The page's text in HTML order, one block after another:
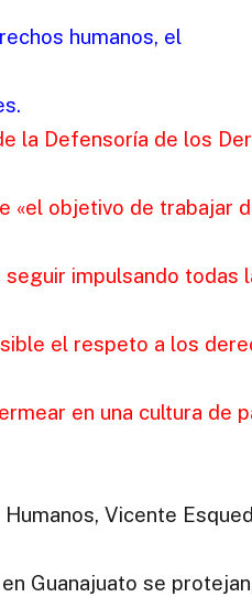
humanos, el
la Defensoría de los
«el objetivo de trabajar
seguir impulsando todas
el respeto a los
en una cultura de
Vicente
Guanajuato se